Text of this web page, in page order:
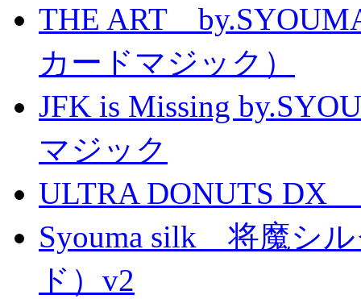
THE ART
カードマジック）
JFK is Missing
マジック
ULTRA DONUTS DX
Syouma silk 将魔シ
ド）v2